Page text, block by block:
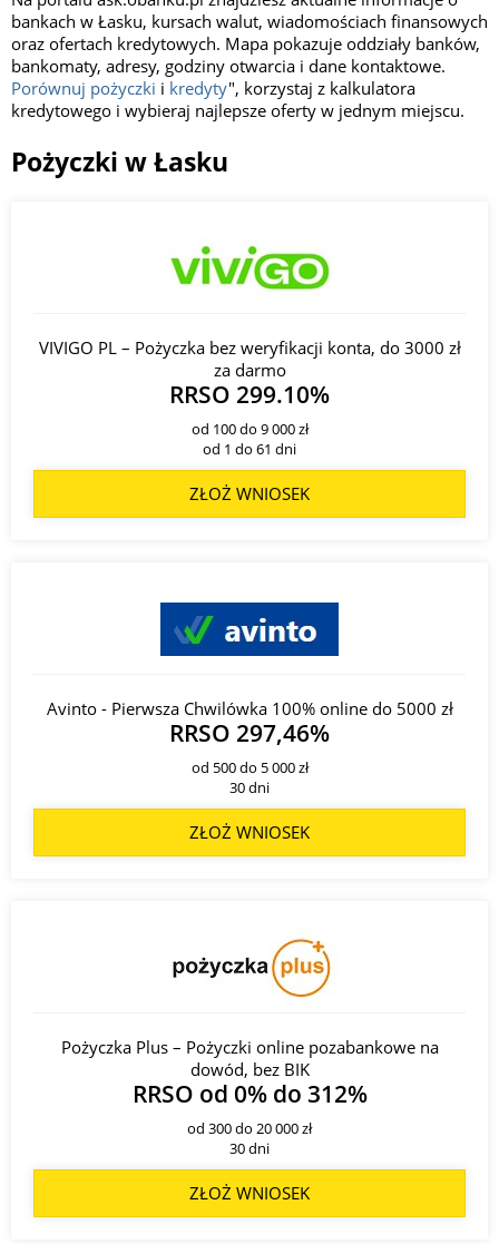
bankach w Łasku, kursach walut, wiadomościach finansowych
oraz ofertach kredytowych. Mapa pokazuje oddziały banków,
bankomaty, adresy, godziny otwarcia i dane kontaktowe.
Porównuj pożyczki i kredyty", korzystaj z kalkulatora
kredytowego i wybieraj najlepsze oferty w jednym miejscu.
Pożyczki w Łasku
VIVIGO PL – Pożyczka bez weryfikacji konta, do 3000 zł
za darmo
RRSO 299.10%
od 100 do 9 000 zł
od 1 do 61 dni
ZŁOŻ WNIOSEK
Avinto - Pierwsza Chwilówka 100% online do 5000 zł
RRSO 297,46%
od 500 do 5 000 zł
30 dni
ZŁOŻ WNIOSEK
Pożyczka Plus – Pożyczki online pozabankowe na
dowód, bez BIK
RRSO od 0% do 312%
od 300 do 20 000 zł
30 dni
ZŁOŻ WNIOSEK